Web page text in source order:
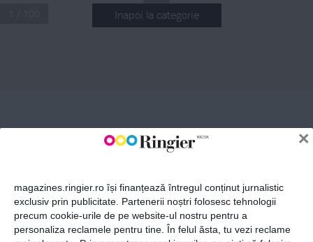
×
magazines.ringier.ro își finanțează întregul conținut jurnalistic
exclusiv prin publicitate. Partenerii noștri folosesc tehnologii
precum cookie-urile de pe website-ul nostru pentru a
personaliza reclamele pentru tine. În felul ăsta, tu vezi reclame
Inapoi la categorie
ABONEAZĂ-TE